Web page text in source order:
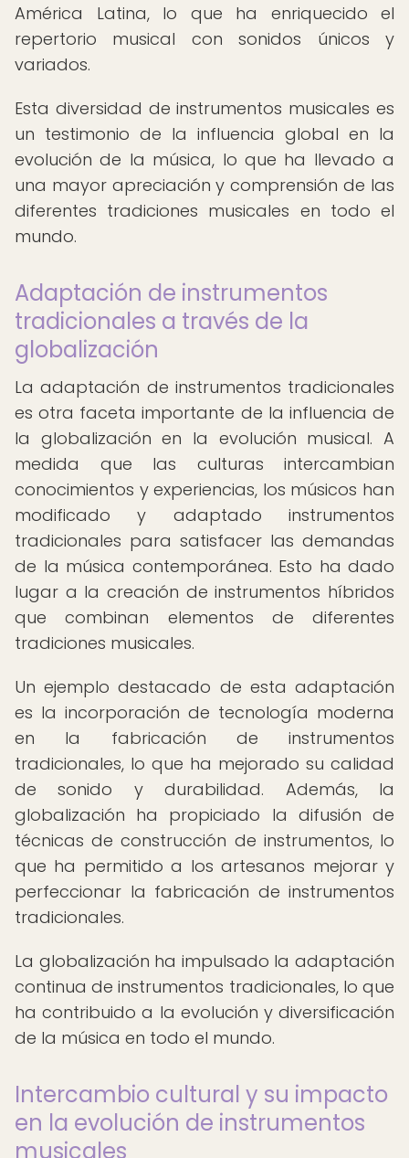
América Latina, lo que ha enriquecido el
repertorio musical con sonidos únicos y
variados.
Esta diversidad de instrumentos musicales es
un testimonio de la influencia global en la
evolución de la música, lo que ha llevado a
una mayor apreciación y comprensión de las
diferentes tradiciones musicales en todo el
mundo.
Adaptación de instrumentos
tradicionales a través de la
globalización
La adaptación de instrumentos tradicionales
es otra faceta importante de la influencia de
la globalización en la evolución musical. A
medida que las culturas intercambian
conocimientos y experiencias, los músicos han
modificado y adaptado instrumentos
tradicionales para satisfacer las demandas
de la música contemporánea. Esto ha dado
lugar a la creación de instrumentos híbridos
que combinan elementos de diferentes
tradiciones musicales.
Un ejemplo destacado de esta adaptación
es la incorporación de tecnología moderna
en la fabricación de instrumentos
tradicionales, lo que ha mejorado su calidad
de sonido y durabilidad. Además, la
globalización ha propiciado la difusión de
técnicas de construcción de instrumentos, lo
que ha permitido a los artesanos mejorar y
perfeccionar la fabricación de instrumentos
tradicionales.
La globalización ha impulsado la adaptación
continua de instrumentos tradicionales, lo que
ha contribuido a la evolución y diversificación
de la música en todo el mundo.
Intercambio cultural y su impacto
en la evolución de instrumentos
musicales